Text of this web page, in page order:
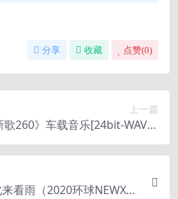
分享 收藏 点赞(0)
上一篇
260》车载音乐[24bit-WAV分
轨]
看雨（2020环球NEWXRC